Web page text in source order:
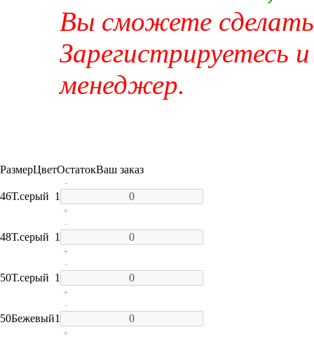
Вы сможете сделать
Зарегистрируетесь
менеджер.
РазмерЦветОстатокВаш заказ
46Т.серый 1
-
+
48Т.серый 1
-
+
50Т.серый 1
-
+
50Бежевый1
-
+